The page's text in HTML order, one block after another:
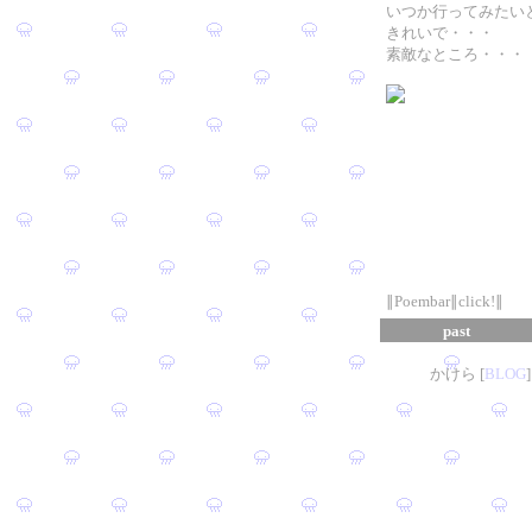
いつか行ってみたい
きれいで・・・
素敵なところ・・・
∥Poembar∥click!∥
past
かけら [BLOG